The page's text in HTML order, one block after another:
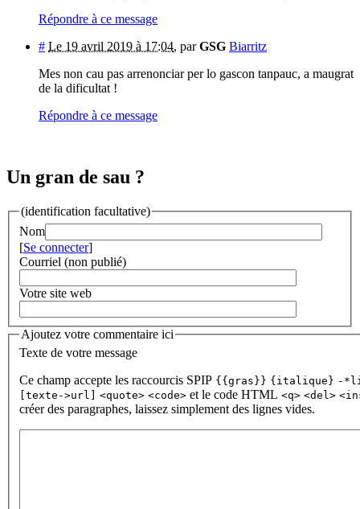
Répondre à ce message
# Le 19 avril 2019 à 17:04, parGSG Biarritz
Mes non cau pas arrenonciar per lo gascon tanpauc, a maugrat
de la dificultat !
Répondre à ce message
Un gran de sau ?
(identification facultative)
Nom
[Se connecter]
Courriel (non publié)
Votre site web
Ajoutez votre commentaire ici
Texte de votre message
Ce champ accepte les raccourcis SPIP {{gras}} {italique} -
[texte->url]
<quote> <code> et le code HTML <q> <del>
créer des paragraphes, laissez simplement des lignes vides.